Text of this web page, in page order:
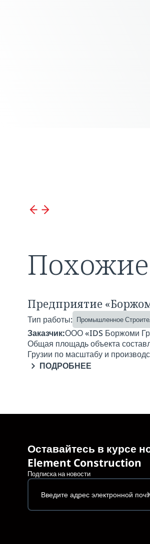
Предприятие
Тип работы: Промышленное
Заказчик:ООО «IDS Боржоми
Общая площадь объекта
Грузии по масштабу и
ПОДРОБНЕЕ
Оставайтесь в курсе
Element Construction
Подписка на новости